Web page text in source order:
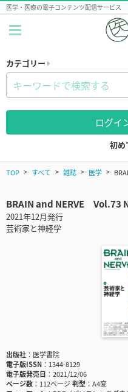
医学・医療の電子コンテンツ配信サービス
カテゴリー
ログイ
初め
TOP すべて 雑誌 医学
BRAIN and NERVE Vol.73
2021年12月発行
芸術家と神経学
出版社
医学書院
電子版ISSN
1344-8129
電子版発売日
2021/12/06
ページ数
112ページ判型
A4変